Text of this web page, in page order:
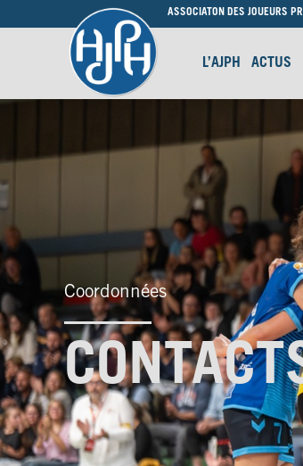
ASSOCIATON DES JOUEURS
L’AJPH ACTUS
Coordonnées